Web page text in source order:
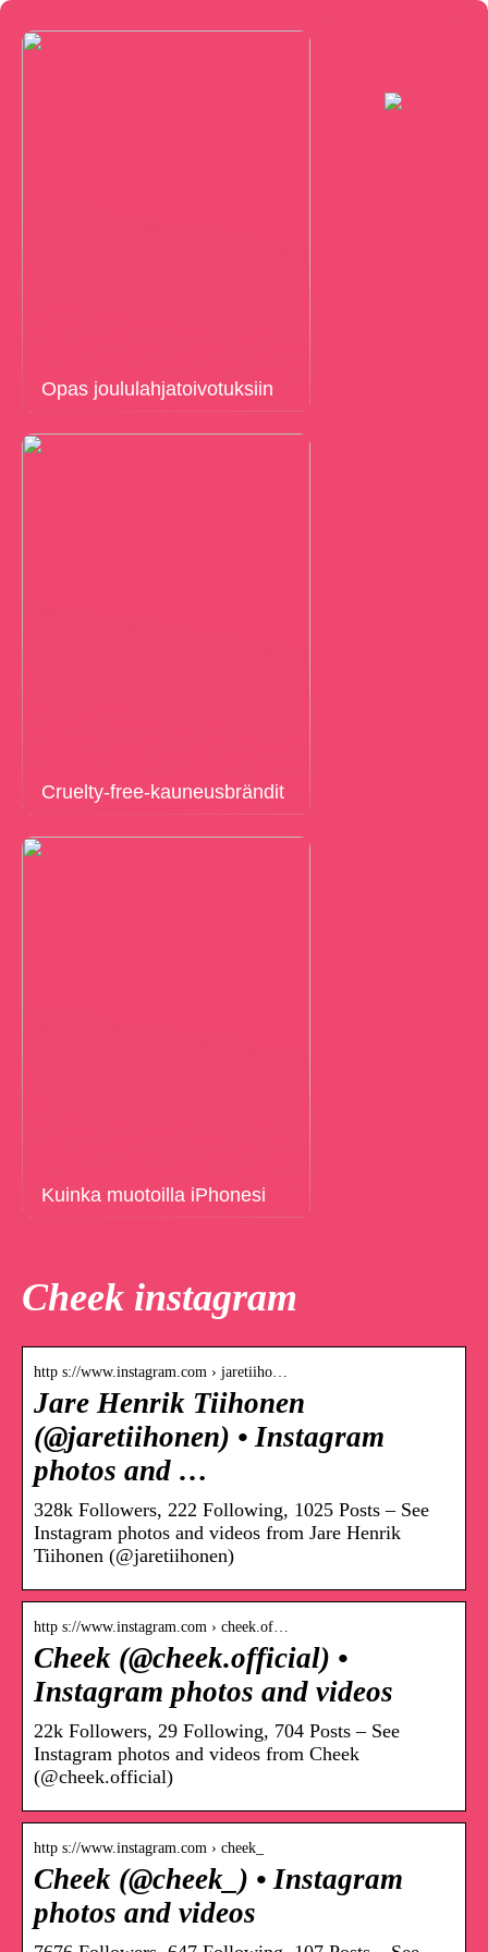
Opas joululahjatoivotuksiin
Cruelty-free-kauneusbrändit
Kuinka muotoilla iPhonesi
Cheek instagram
http s://www.instagram.com › jaretiiho…
Jare Henrik Tiihonen
(@jaretiihonen) • Instagram
photos and …
328k Followers, 222 Following, 1025 Posts – See
Instagram photos and videos from Jare Henrik
Tiihonen (@jaretiihonen)
http s://www.instagram.com › cheek.of…
Cheek (@cheek.official) •
Instagram photos and videos
22k Followers, 29 Following, 704 Posts – See
Instagram photos and videos from Cheek
(@cheek.official)
http s://www.instagram.com › cheek_
Cheek (@cheek_) • Instagram
photos and videos